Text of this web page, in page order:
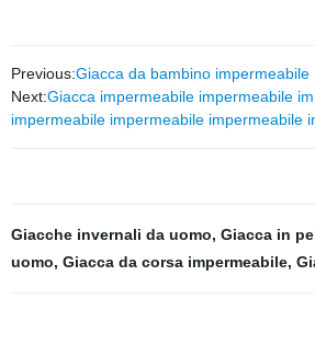
Previous:Giacca da bambino
Next:Giacca impermeabile impermeabile
impermeabile impermeabile impermeabile
Giacche invernali da uomo, Giacca in
uomo, Giacca da corsa impermeabile,